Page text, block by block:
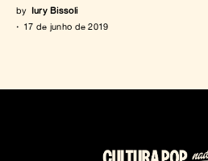
by Iury Bissoli
17 de junho de 2019